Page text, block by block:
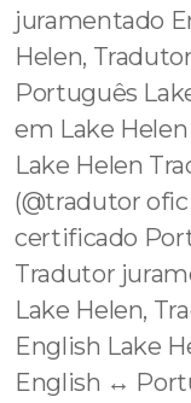
juramentado
Helen,
Português
em Lake
Lake Helen
(@tradutor
certificado
Tradutor
Lake Helen,
English Lake
English ↔️